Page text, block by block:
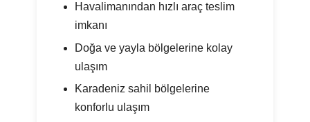
Havalimanından hızlı araç teslim
imkanı
Doğa ve yayla bölgelerine kolay
ulaşım
Karadeniz sahil bölgelerine
konforlu ulaşım